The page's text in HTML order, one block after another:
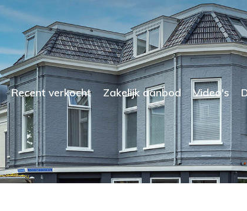
Recent verkocht Zakelijk aanbod Video's